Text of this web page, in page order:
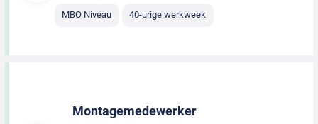
MBO Niveau 40-urige werkweek
Montagemedewerker